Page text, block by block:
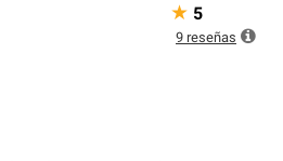
★ 5
9 reseñas